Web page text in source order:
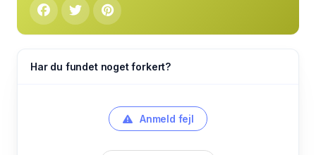
Har du fundet noget forkert?
Anmeld fejl